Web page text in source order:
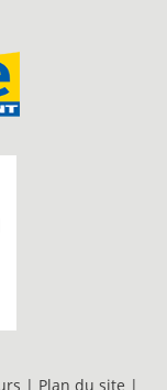
| Plan du site |